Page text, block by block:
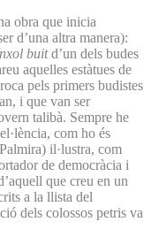
obra que inicia
d’una altra manera):
buitd’un dels budes
aquelles estàtues de
pels primers budistes
i que van ser
talibà. Sempre he
com ho és
il·lustra, com
de democràcia i
que creu en un
a la llista del
dels colossos petris va